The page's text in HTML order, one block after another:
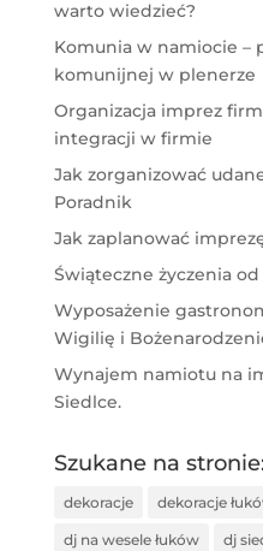
warto wiedzieć?
Komunia w namiocie –
komunijnej w plenerze
Organizacja imprez
integracji w firmie
Jak zorganizować
Poradnik
Jak zaplanować
Świąteczne życzenia
Wyposażenie
Wigilię i
Wynajem namiotu na
Siedlce.
Szukane na
dekoracje dekoracje
dj na wesele łuków dj